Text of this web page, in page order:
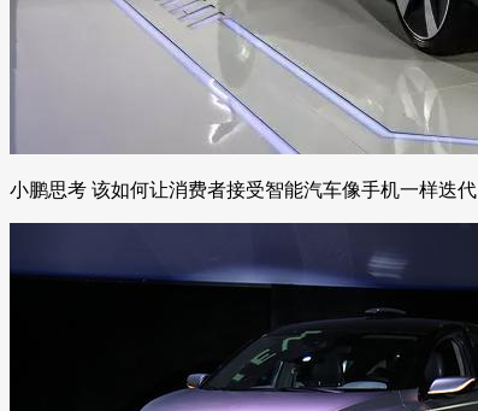
小鹏思考 该如何让消费者接受智能汽车像手机一样迭代